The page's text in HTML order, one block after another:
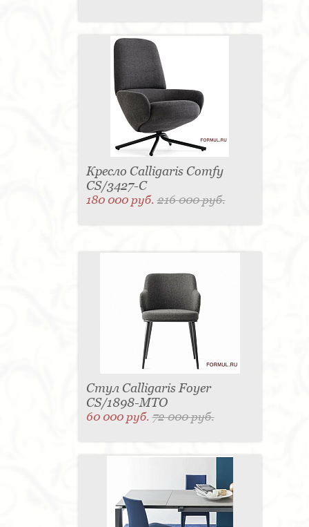
Кресло Calligaris Comfy
CS/3427-C
180 000 руб.216 000 руб.
Стул Calligaris Foyer
CS/1898-MTO
60 000 руб.72 000 руб.